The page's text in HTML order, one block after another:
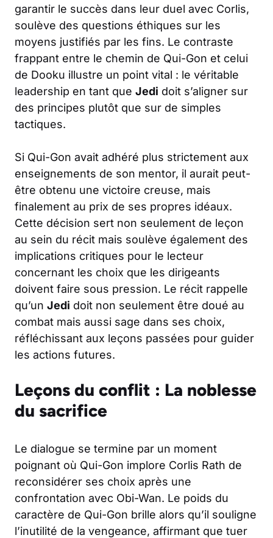
garantir le succès dans leur duel avec Corlis,
soulève des questions éthiques sur les
moyens justifiés par les fins. Le contraste
frappant entre le chemin de Qui-Gon et celui
de Dooku illustre un point vital : le véritable
leadership en tant que Jedi doit s’aligner sur
des principes plutôt que sur de simples
tactiques.
Si Qui-Gon avait adhéré plus strictement aux
enseignements de son mentor, il aurait peut-
être obtenu une victoire creuse, mais
finalement au prix de ses propres idéaux.
Cette décision sert non seulement de leçon
au sein du récit mais soulève également des
implications critiques pour le lecteur
concernant les choix que les dirigeants
doivent faire sous pression. Le récit rappelle
qu’un Jedi doit non seulement être doué au
combat mais aussi sage dans ses choix,
réfléchissant aux leçons passées pour guider
les actions futures.
Leçons du conflit : La noblesse
du sacrifice
Le dialogue se termine par un moment
poignant où Qui-Gon implore Corlis Rath de
reconsidérer ses choix après une
confrontation avec Obi-Wan. Le poids du
caractère de Qui-Gon brille alors qu’il souligne
l’inutilité de la vengeance, affirmant que tuer